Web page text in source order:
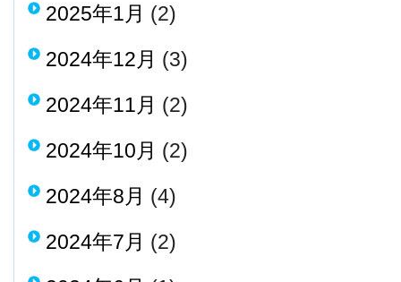
2025年1月 (2)
2024年12月 (3)
2024年11月 (2)
2024年10月 (2)
2024年8月 (4)
2024年7月 (2)